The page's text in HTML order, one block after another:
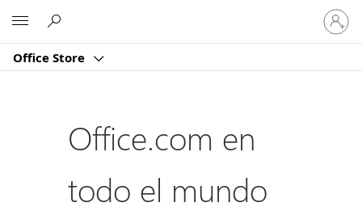
Office Store
Iniciar
sesión
en
cuenta
Office.com en
todo el mundo